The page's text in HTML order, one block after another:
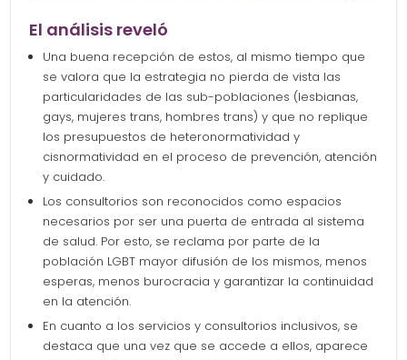
El análisis reveló
Una buena recepción de estos, al mismo tiempo que
se valora que la estrategia no pierda de vista las
particularidades de las sub-poblaciones (lesbianas,
gays, mujeres trans, hombres trans) y que no replique
los presupuestos de heteronormatividad y
cisnormatividad en el proceso de prevención, atención
y cuidado.
Los consultorios son reconocidos como espacios
necesarios por ser una puerta de entrada al sistema
de salud. Por esto, se reclama por parte de la
población LGBT mayor difusión de los mismos, menos
esperas, menos burocracia y garantizar la continuidad
en la atención.
En cuanto a los servicios y consultorios inclusivos, se
destaca que una vez que se accede a ellos, aparece